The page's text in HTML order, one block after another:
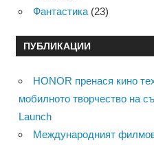
Фантастика (23)
ПУБЛИКАЦИИ
HONOR пренася кино
мобилното творчество на
Launch
Международният